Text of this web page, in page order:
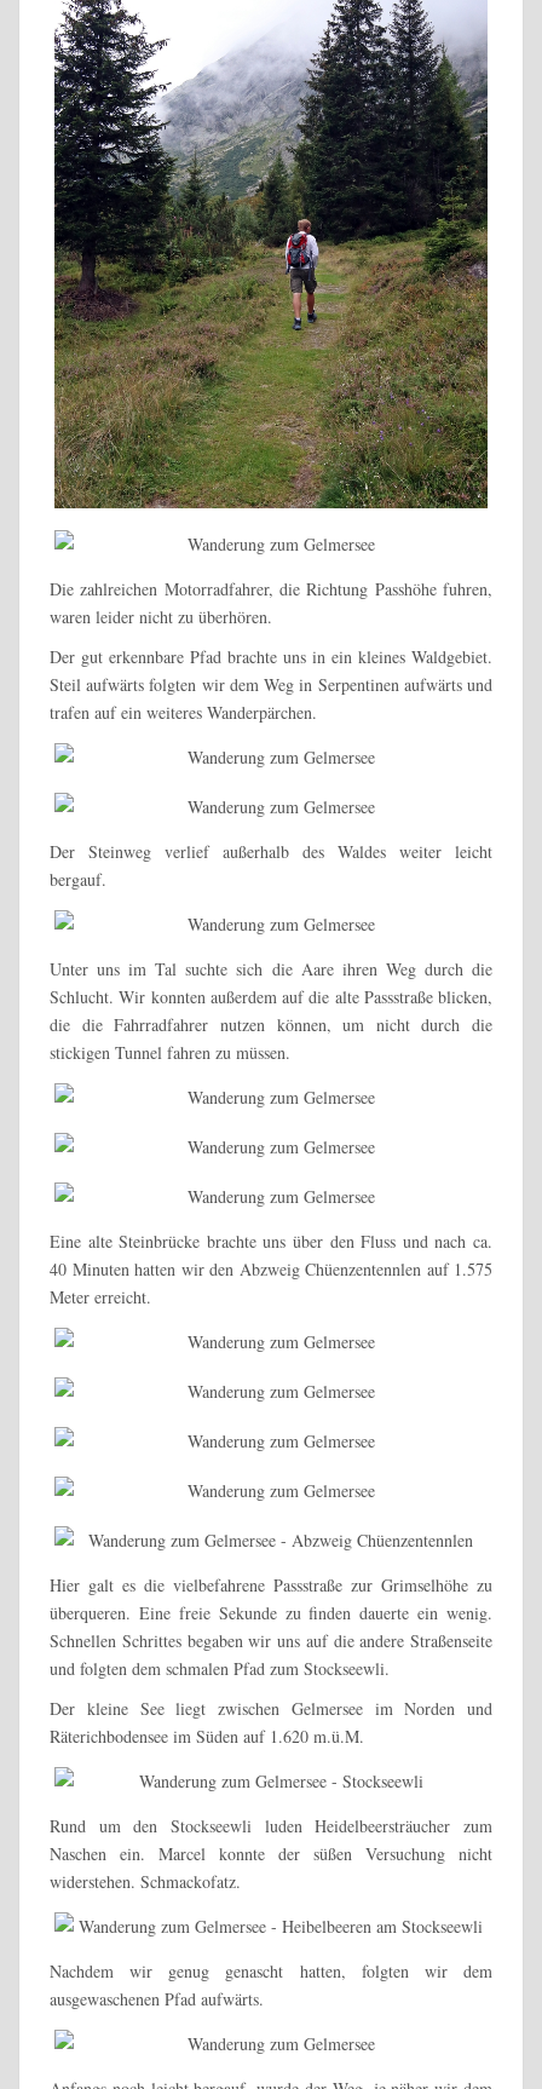
Die zahlreichen Motorradfahrer, die Richtung Passhöhe fuhren,
waren leider nicht zu überhören.
Der gut erkennbare Pfad brachte uns in ein kleines Waldgebiet.
Steil aufwärts folgten wir dem Weg in Serpentinen aufwärts und
trafen auf ein weiteres Wanderpärchen.
Der Steinweg verlief außerhalb des Waldes weiter leicht
bergauf.
Unter uns im Tal suchte sich die Aare ihren Weg durch die
Schlucht. Wir konnten außerdem auf die alte Passstraße blicken,
die die Fahrradfahrer nutzen können, um nicht durch die
stickigen Tunnel fahren zu müssen.
Eine alte Steinbrücke brachte uns über den Fluss und nach ca.
40 Minuten hatten wir den Abzweig Chüenzentennlen auf 1.575
Meter erreicht.
Hier galt es die vielbefahrene Passstraße zur Grimselhöhe zu
überqueren. Eine freie Sekunde zu finden dauerte ein wenig.
Schnellen Schrittes begaben wir uns auf die andere Straßenseite
und folgten dem schmalen Pfad zum Stockseewli.
Der kleine Seeliegt zwischen Gelmersee im Norden und
Räterichbodensee im Süden auf 1.620 m.ü.M.
Rund um den Stockseewli luden Heidelbeersträucher zum
Naschen ein. Marcel konnte der süßen Versuchung nicht
widerstehen. Schmackofatz.
Nachdem wir genug genascht hatten, folgten wir dem
ausgewaschenen Pfad aufwärts.